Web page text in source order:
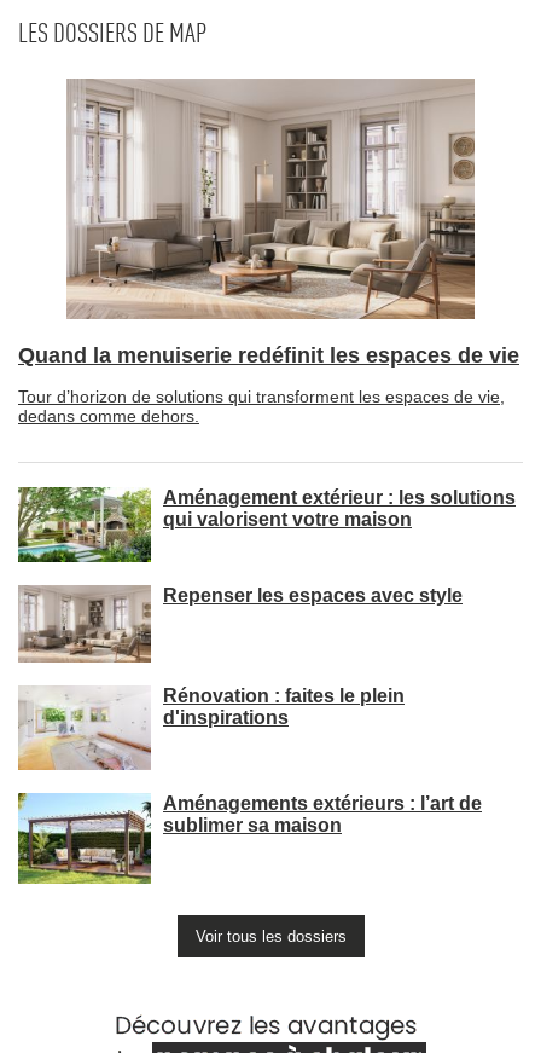
LES DOSSIERS DE MAP
Quand la menuiserie redéfinit les espaces de vie
Tour d’horizon de solutions qui transforment les espaces de vie,
dedans comme dehors.
Aménagement extérieur : les solutions
qui valorisent votre maison
Repenser les espaces avec style
Rénovation : faites le plein
d'inspirations
Aménagements extérieurs : l’art de
sublimer sa maison
Voir tous les dossiers